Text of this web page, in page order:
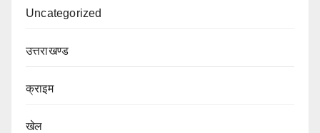
Uncategorized
उत्तराखण्ड
क्राइम
खेल